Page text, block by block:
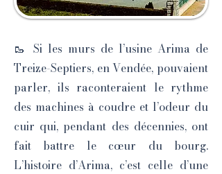
🥾 Si les murs de l’usine Arima de
Treize-Septiers, en Vendée, pouvaient
parler, ils raconteraient le rythme
des machines à coudre et l’odeur du
cuir qui, pendant des décennies, ont
fait battre le cœur du bourg.
L’histoire d’Arima, c’est celle d’une